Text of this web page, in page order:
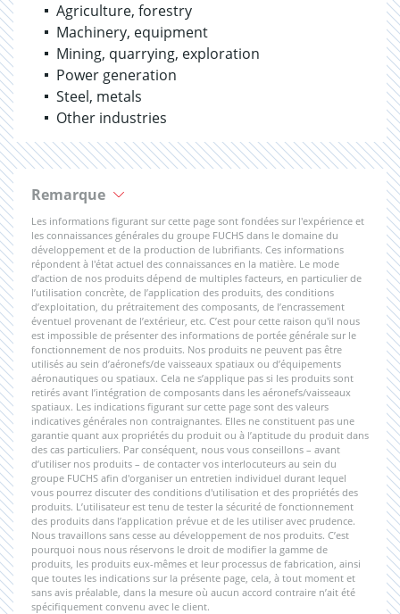
Agriculture, forestry
Machinery, equipment
Mining, quarrying, exploration
Power generation
Steel, metals
Other industries
Remarque
Les informations figurant sur cette page sont fondées sur l'expérience et
les connaissances générales du groupe FUCHS dans le domaine du
développement et de la production de lubrifiants. Ces informations
répondent à l'état actuel des connaissances en la matière. Le mode
d’action de nos produits dépend de multiples facteurs, en particulier de
l’utilisation concrète, de l’application des produits, des conditions
d’exploitation, du prétraitement des composants, de l’encrassement
éventuel provenant de l’extérieur, etc. C’est pour cette raison qu'il nous
est impossible de présenter des informations de portée générale sur le
fonctionnement de nos produits. Nos produits ne peuvent pas être
utilisés au sein d’aéronefs/de vaisseaux spatiaux ou d’équipements
aéronautiques ou spatiaux. Cela ne s’applique pas si les produits sont
retirés avant l’intégration de composants dans les aéronefs/vaisseaux
spatiaux. Les indications figurant sur cette page sont des valeurs
indicatives générales non contraignantes. Elles ne constituent pas une
garantie quant aux propriétés du produit ou à l’aptitude du produit dans
des cas particuliers. Par conséquent, nous vous conseillons – avant
d’utiliser nos produits – de contacter vos interlocuteurs au sein du
groupe FUCHS afin d'organiser un entretien individuel durant lequel
vous pourrez discuter des conditions d'utilisation et des propriétés des
produits. L’utilisateur est tenu de tester la sécurité de fonctionnement
des produits dans l’application prévue et de les utiliser avec prudence.
Nous travaillons sans cesse au développement de nos produits. C’est
pourquoi nous nous réservons le droit de modifier la gamme de
produits, les produits eux-mêmes et leur processus de fabrication, ainsi
que toutes les indications sur la présente page, cela, à tout moment et
sans avis préalable, dans la mesure où aucun accord contraire n’ait été
spécifiquement convenu avec le client.